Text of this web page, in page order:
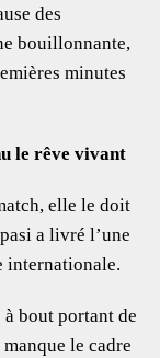
des
bouillonnante,
minutes
le rêve vivant
elle le doit
a livré l’une
internationale.
bout portant de
le cadre